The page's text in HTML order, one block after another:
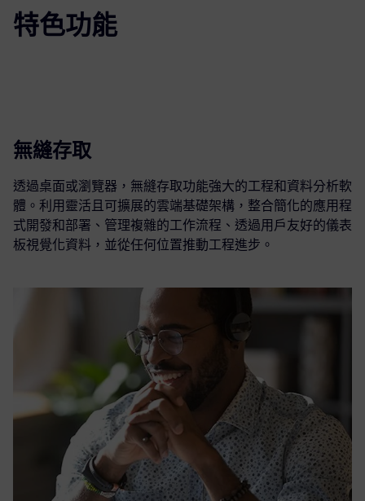
特色功能
無縫存取
透過桌面或瀏覽器，無縫存取功能強大的工程和資料分析軟
體。利用靈活且可擴展的雲端基礎架構，整合簡化的應用程
式開發和部署、管理複雜的工作流程、透過用戶友好的儀表
板視覺化資料，並從任何位置推動工程進步。